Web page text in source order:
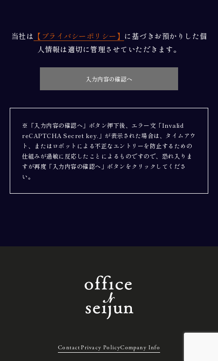
当社は 【プライバシーポリシー】 に基づきお預かりした個
人情報は適切に管理させていただきます。
※「入力内容の確認へ」ボタン押下後、エラー文「Invalid
reCAPTCHA Secret key.」が表示された場合は、タイムアウ
ト、またはロボットによる不正なエントリーを防止するための
仕組みが過敏に反応したことによるものですので、恐れ入りま
すが再度「入力内容の確認へ」ボタンをクリックしてくださ
い。
ContactPrivacy PolicyCompany Info